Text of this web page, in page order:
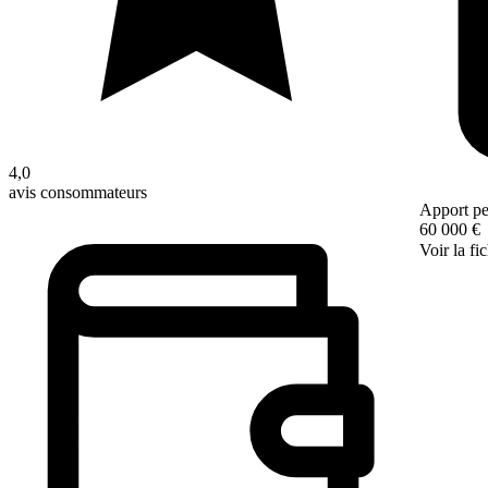
4,0
avis consommateurs
Apport
60 000 €
Voir la